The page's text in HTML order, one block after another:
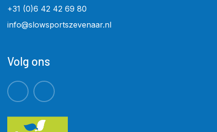
+31 (0)6 42 42 69 80
info@slowsportszevenaar.nl
Volg ons